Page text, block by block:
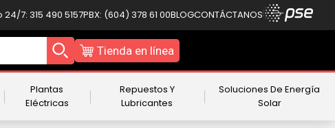
7: 315 490 5157PBX: (604) 378 61 00BLOGCONTÁCTANOS
Tienda en línea
Plantas
Eléctricas
Repuestos Y
Lubricantes
Soluciones De Energía
Solar